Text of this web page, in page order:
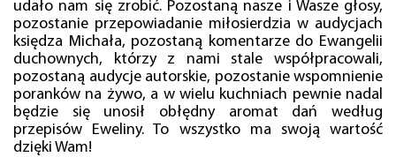
udało nam się zrobić. Pozostaną nasze i Wasze głosy,
pozostanie przepowiadanie miłosierdzia w audycjach
księdza Michała, pozostaną komentarze do Ewangelii
duchownych, którzy z nami stale współpracowali,
pozostaną audycje autorskie, pozostanie wspomnienie
poranków na żywo, a w wielu kuchniach pewnie nadal
będzie się unosił obłędny aromat dań według
przepisów Eweliny. To wszystko ma swoją wartość
dzięki Wam!